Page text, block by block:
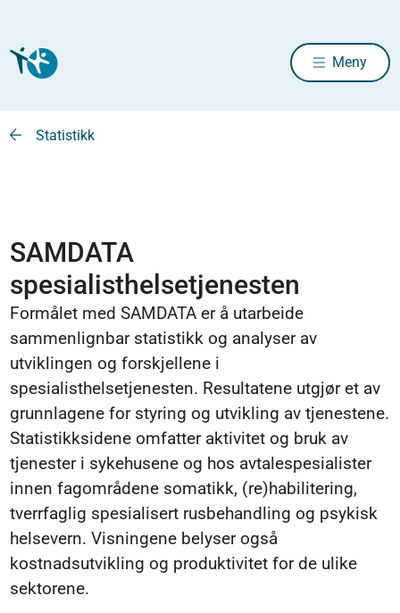
Meny
Statistikk
SAMDATA
spesialisthelsetjenesten
Formålet med SAMDATA er å utarbeide
sammenlignbar statistikk og analyser av
utviklingen og forskjellene i
spesialisthelsetjenesten. Resultatene utgjør et av
grunnlagene for styring og utvikling av tjenestene.
Statistikksidene omfatter aktivitet og bruk av
tjenester i sykehusene og hos avtalespesialister
innen fagområdene somatikk, (re)habilitering,
tverrfaglig spesialisert rusbehandling og psykisk
helsevern. Visningene belyser også
kostnadsutvikling og produktivitet for de ulike
sektorene.